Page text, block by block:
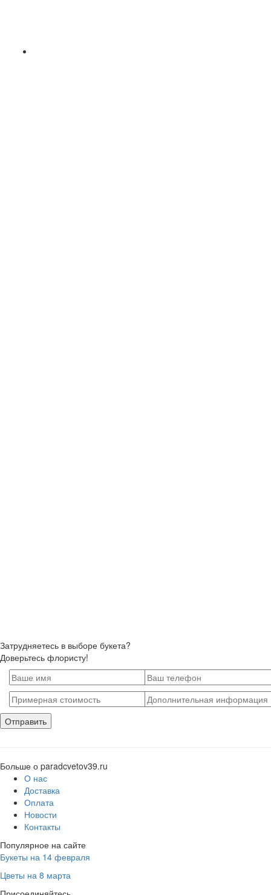
Затрудняетесь в выборе букета?
Доверьтесь флористу!
Больше о paradcvetov39.ru
О нас
Доставка
Оплата
Новости
Контакты
Популярное на сайте
Букеты на 14 февраля
Цветы на 8 марта